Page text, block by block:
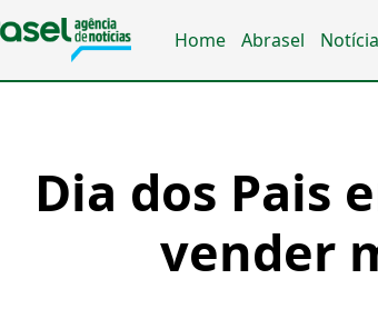
Home Abrasel
Dia dos Pais
vender